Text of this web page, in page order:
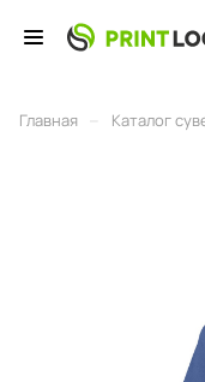
Главная Каталог